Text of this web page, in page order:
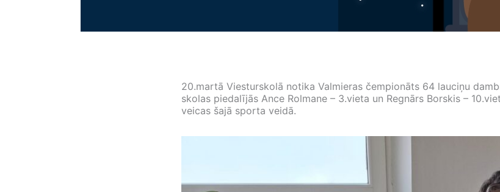
20.martā Viesturskolā notika Valmieras čempionāts 64 lauciņu
skolas piedalījās Ance Rolmane – 3.vieta un Regnārs Borskis –
veicas šajā sporta veidā.